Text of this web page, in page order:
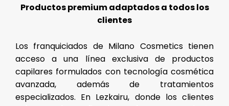
Productos premium adaptados a todos los
clientes
Los franquiciados de Milano Cosmetics tienen
acceso a una línea exclusiva de productos
capilares formulados con tecnología cosmética
avanzada, además de tratamientos
especializados. En Lezkairu, donde los clientes